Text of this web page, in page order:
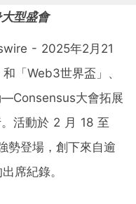
型盛會
- 2025年2月21
「Web3世界盃」、
—Consensus大會拓展
活動於 2 月 18 至
勢登場，創下來自逾
席紀錄。